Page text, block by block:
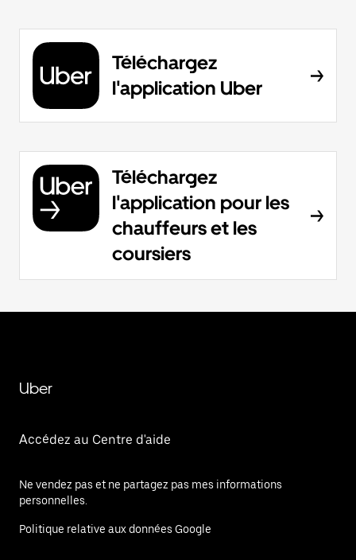
Téléchargez
l'application Uber
Téléchargez
l'application pour les
chauffeurs et les
coursiers
Uber
Accédez au Centre d'aide
Ne vendez pas et ne partagez pas mes informations
personnelles.
Politique relative aux données Google